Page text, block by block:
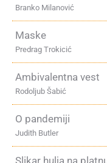
Branko Milanović
Maske
Predrag Trokicić
Ambivalentna vest
Rodoljub Šabić
O pandemiji
Judith Butler
Slikar hulja na